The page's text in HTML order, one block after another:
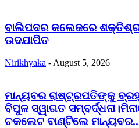
ବାଲିପଦର କଲେଜରେ
ଉଦଯାପିତ
Nirikhyaka - August 5, 2026
ମାନ୍ୟବର ରାଷ୍ଟ୍ରପତିଙ୍କୁ
ବିପୁଳ ସ୍ୱାଗତ
ଚକଲେଟ ବାଣ୍ଟିଲେ